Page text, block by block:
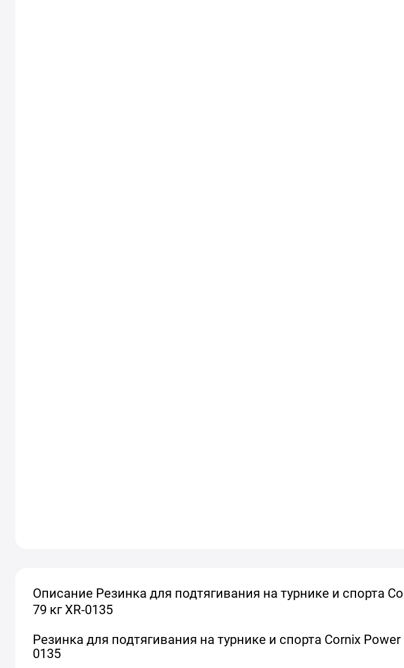
Описание Резинка для подтягивания на турнике и спорта
79 кг XR-0135
Резинка для подтягивания на турнике и спорта Cornix Power
0135